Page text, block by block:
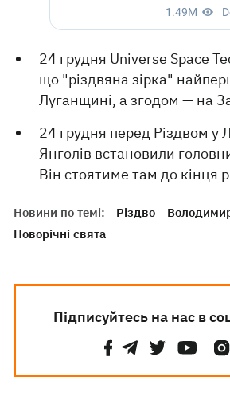
24 грудня Universe Space
що "різдвяна зірка"
Луганщині, а згодом — на
24 грудня перед Різдвом у
Янголів встановили
Він стоятиме там до кінця
Новини по темі: Різдво
Новорічні свята
Підписуйтесь на нас в